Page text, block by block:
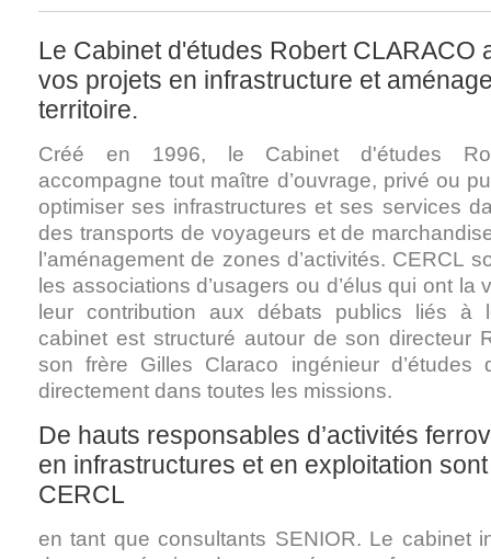
Le Cabinet d'études Robert CLARACO
vos projets en infrastructure et
territoire.
Créé en 1996, le Cabinet d'études
accompagne tout maître d’ouvrage, privé ou
optimiser ses infrastructures et ses services
des transports de voyageurs et de
l’aménagement de zones d’activités. CERCL
les associations d’usagers ou d’élus qui ont la
leur contribution aux débats publics liés à
cabinet est structuré autour de son directeur
son frère Gilles Claraco ingénieur d’études
directement dans toutes les missions.
De hauts responsables d’activités
en infrastructures et en exploitation
CERCL
en tant que consultants SENIOR. Le cabinet